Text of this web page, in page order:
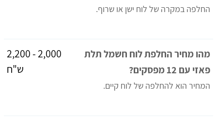
החלפה במקרה של לוח ישן או שרוף.
מהו מחיר החלפת לוח חשמל תלת
פאזי עם 12 מפסקים?
המחיר הוא להחלפה של לוח קיים.
2,000 - 2,200
ש"ח